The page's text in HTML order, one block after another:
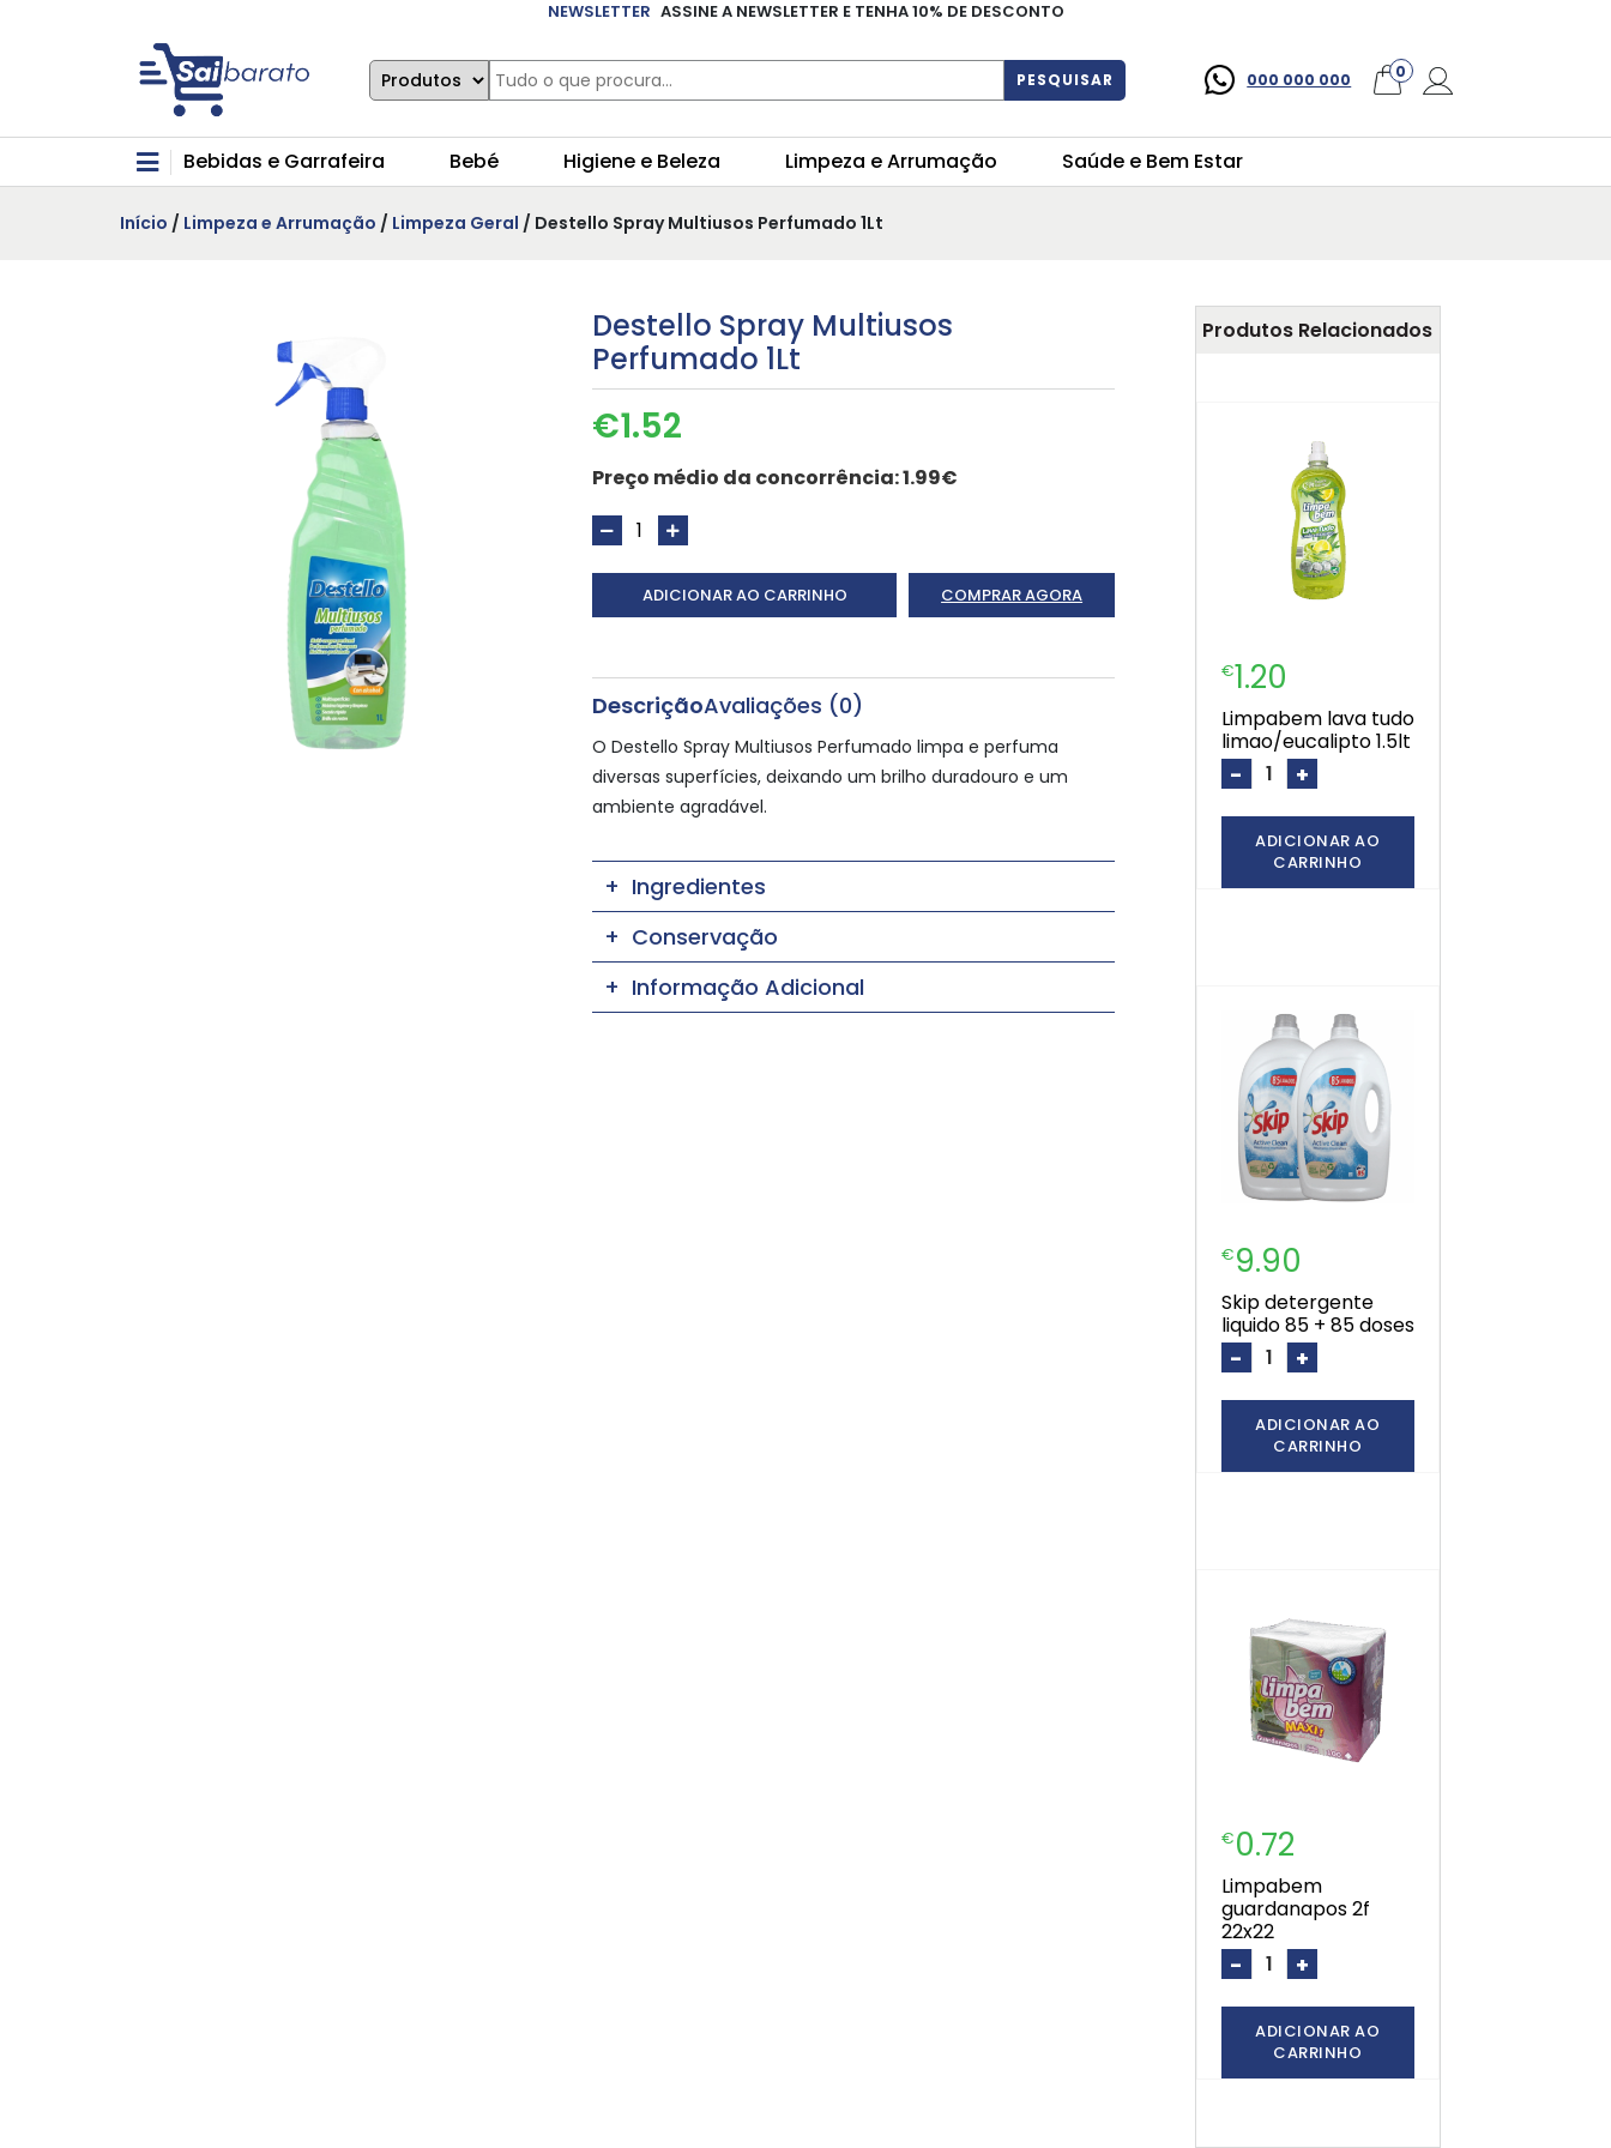
NEWSLETTER ASSINE A NEWSLETTER E TENHA 10% DE DESCONTO
PESQUISAR 000 000 000 0
Bebidas e Garrafeira Bebé Higiene e Beleza Limpeza e Arrumação Saúde e Bem Estar
Início / Limpeza e Arrumação / Limpeza Geral / Destello Spray Multiusos Perfumado 1Lt
Destello Spray Multiusos
Perfumado 1Lt
€1.52
Preço médio da concorrência:1.99€
ADICIONAR AO CARRINHO COMPRAR AGORA
DescriçãoAvaliações (0)
O Destello Spray Multiusos Perfumado limpa e perfuma
diversas superfícies, deixando um brilho duradouro e um
ambiente agradável.
Ingredientes
Conservação
Informação Adicional
Produtos Relacionados
€1.20
limpabem lava tudo
limao/eucalipto 1.5lt
- +
ADICIONAR AO
CARRINHO
€9.90
skip detergente
liquido 85 + 85 doses
- +
ADICIONAR AO
CARRINHO
€0.72
limpabem
guardanapos 2f
22x22
- +
ADICIONAR AO
CARRINHO